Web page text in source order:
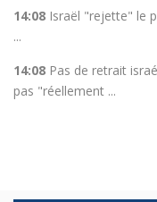
14:08 Israël "rejette" le
...
14:08 Pas de retrait
pas "réellement ...